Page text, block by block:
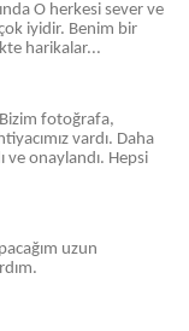
O herkesi sever ve
iyidir. Benim bir
harikalar...
fotoğrafa,
vardı. Daha
onaylandı. Hepsi
uzun